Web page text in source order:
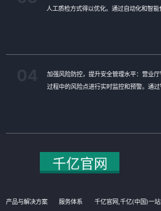
人工质检方式得以优化。通过自动化和智
加强风险防控，提升安全管理水平：营业
过程中的风险点进行实时监控和预警。通
产品与解决方案 服务体系 千亿官网,千亿(中国)一